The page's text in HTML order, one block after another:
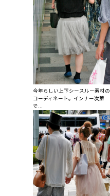
今年らしい上下シースルー素材の
コーディネート。インナー次第
で...